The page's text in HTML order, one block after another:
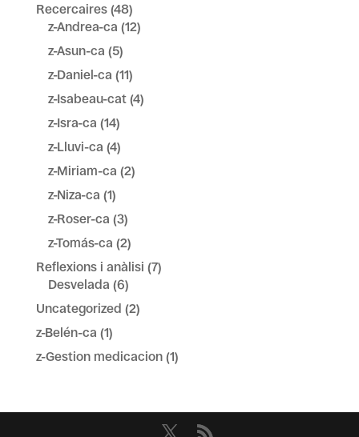
Recercaires(48)
z-Andrea-ca (12)
z-Asun-ca (5)
z-Daniel-ca (11)
z-Isabeau-cat(4)
z-Isra-ca (14)
z-Lluvi-ca (4)
z-Miriam-ca (2)
z-Niza-ca (1)
z-Roser-ca (3)
z-Tomás-ca (2)
Reflexions i anàlisi (7)
Desvelada (6)
Uncategorized (2)
z-Belén-ca (1)
z-Gestion medicacion(1)